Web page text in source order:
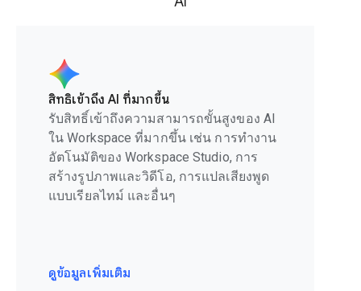
สิทธิ์เข้าถึง AI ที่มากขึ้น
รับสิทธิ์เข้าถึงความสามารถขั้นสูงของ AI
ใน Workspace ที่มากขึ้น เช่น การทำงาน
อัตโนมัติของ Workspace Studio, การ
สร้างรูปภาพและวิดีโอ, การแปลเสียงพูด
แบบเรียลไทม์ และอื่นๆ
ดูข้อมูลเพิ่มเติม